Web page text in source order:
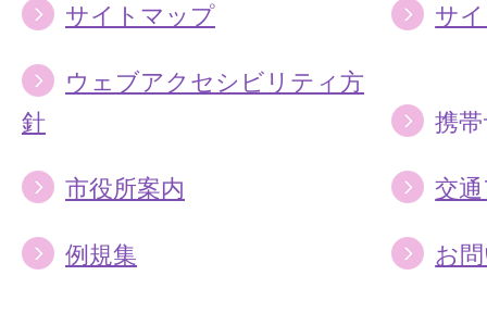
サイトマップ サ
ウェブアクセシビリティ方
針
携
市役所案内 交
例規集 お